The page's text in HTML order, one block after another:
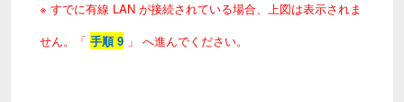
※ すでに有線 LAN が接続されている場合、上図は表示されま
せん。「 手順 9 」 へ進んでください。